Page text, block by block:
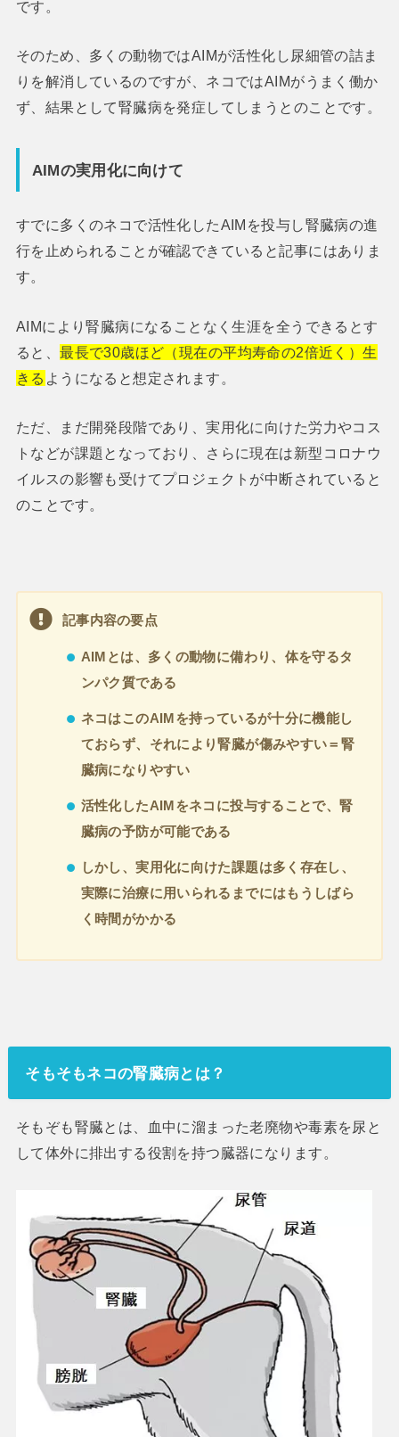
です。
そのため、多くの動物ではAIMが活性化し尿細管の詰ま
りを解消しているのですが、ネコではAIMがうまく働か
ず、結果として腎臓病を発症してしまうとのことです。
AIMの実用化に向けて
すでに多くのネコで活性化したAIMを投与し腎臓病の進
行を止められることが確認できていると記事にはありま
す。
AIMにより腎臓病になることなく生涯を全うできるとす
ると、最長で30歳ほど（現在の平均寿命の2倍近く）生
きる ようになると想定されます。
ただ、まだ開発段階であり、実用化に向けた労力やコス
トなどが課題となっており、さらに現在は新型コロナウ
イルスの影響も受けてプロジェクトが中断されていると
のことです。
記事内容の要点
AIMとは、多くの動物に備わり、体を守るタ
ンパク質である
ネコはこのAIMを持っているが十分に機能し
ておらず、それにより腎臓が傷みやすい＝腎
臓病になりやすい
活性化したAIMをネコに投与することで、腎
臓病の予防が可能である
しかし、実用化に向けた課題は多く存在し、
実際に治療に用いられるまでにはもうしばら
く時間がかかる
そもそもネコの腎臓病とは？
そもぞも腎臓とは、血中に溜まった老廃物や毒素を尿と
して体外に排出する役割を持つ臓器になります。